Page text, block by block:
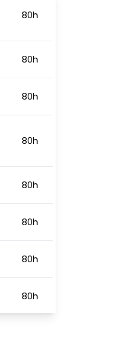
80h
80h
80h
80h
80h
80h
80h
80h